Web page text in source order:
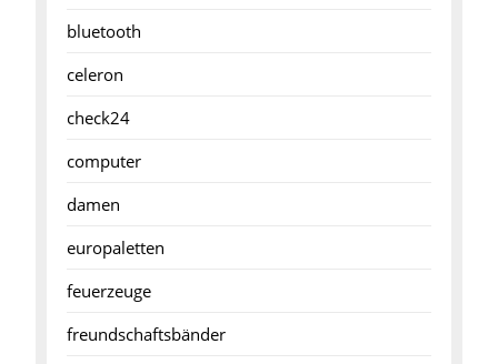
bluetooth
celeron
check24
computer
damen
europaletten
feuerzeuge
freundschaftsbänder